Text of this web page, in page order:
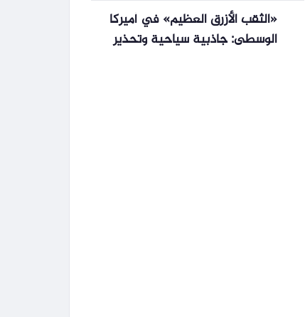
«الثقب الأزرق العظيم» في أميركا
الوسطى: جاذبية سياحية وتحذير